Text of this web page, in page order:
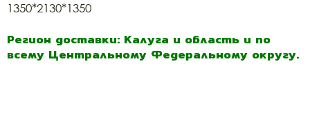
1350*2130*1350
Регион доставки: Калуга и область и по
всему Центральному Федеральному округу.